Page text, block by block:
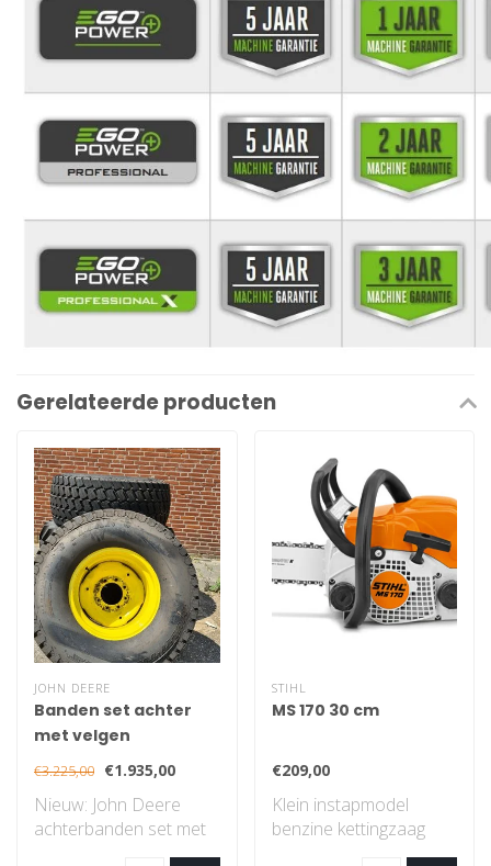
Gerelateerde producten
JOHN DEERE
Banden set achter
met velgen
€3.225,00 €1.935,00
Nieuw: John Deere
achterbanden set met
velgen, gazon profiel..
STIHL
MS 170 30 cm
€209,00
Klein instapmodel
benzine kettingzaag
met STIHL 2-MIX-